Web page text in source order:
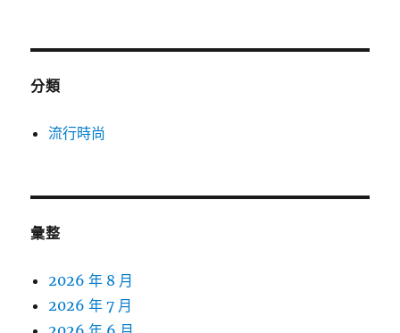
分類
流行時尚
彙整
2026 年 8 月
2026 年 7 月